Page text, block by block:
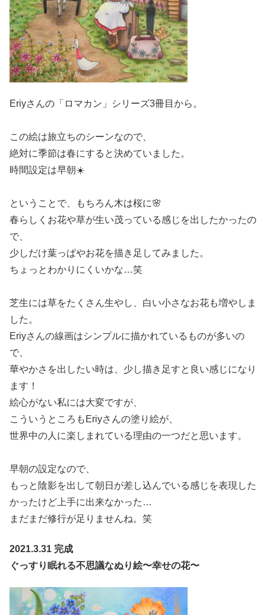
Eriyさんの「ロマカン」シリーズ3冊目から。
この絵は旅立ちのシーンなので、
絶対に季節は春にすると決めていました。
時間設定は早朝☀️
ということで、もちろん木は桜に🌸
春らしくお花や草が生い茂っている感じを出したかったの
で、
少しだけ葉っぱやお花を描き足してみました。
ちょっとわかりにくいかな…笑
芝生には草をたくさん生やし、白い小さなお花も増やしま
した。
Eriyさんの線画はシンプルに描かれているものが多いの
で、
華やかさを出したい時は、少し描き足すと良い感じになり
ます！
絵心がない私には大変ですが、
こういうところもEriyさんの塗り絵が、
世界中の人に楽しまれている理由の一つだと思います。
早朝の設定なので、
もっと陰影を出して朝日が差し込んでいる感じを表現した
かったけど上手に出来なかった…
まだまだ修行が足りませんね。笑
2021.3.31 完成
ぐっすり眠れる不思議なぬり絵〜幸せの花〜